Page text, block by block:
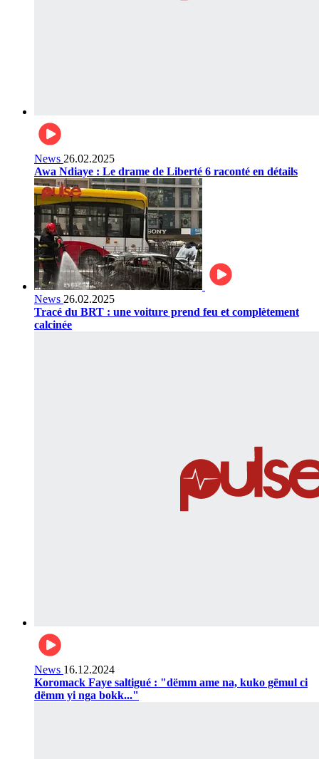
News 26.02.2025
Awa Ndiaye : Le drame de Liberté 6 raconté en détails
News 26.02.2025
Tracé du BRT : une voiture prend feu et complètement
calcinée
News 16.12.2024
Koromack Faye saltigué : "dëmm ame na, kuko gëmul ci
dëmm yi nga bokk..."